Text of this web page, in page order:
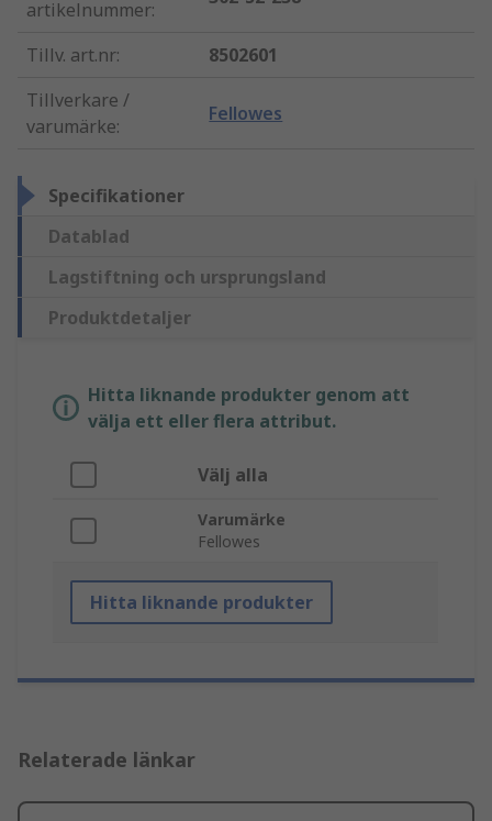
artikelnummer:
Tillv. art.nr:
8502601
Tillverkare /
varumärke:
Fellowes
Specifikationer
Datablad
Lagstiftning och ursprungsland
Produktdetaljer
Hitta liknande produkter genom att
välja ett eller flera attribut.
Välj alla
Varumärke
Fellowes
Hitta liknande produkter
Relaterade länkar